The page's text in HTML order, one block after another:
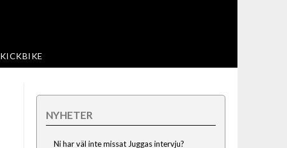
KICKBIKE
NYHETER
Ni har väl inte missat Juggas intervju?